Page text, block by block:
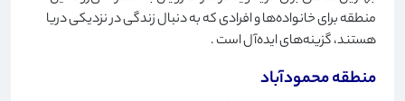
منطقه برای خانواده‌ها و افرادی که به دنبال زندگی در نزدیکی دریا
هستند، گزینه‌های ایده‌آل است.
منطقه محمودآباد